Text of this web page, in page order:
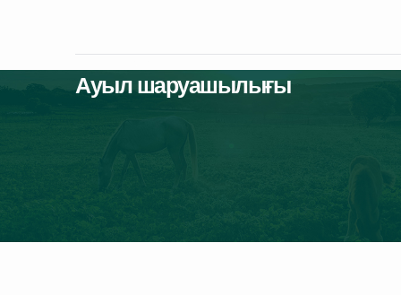
Ауыл шаруашылығы